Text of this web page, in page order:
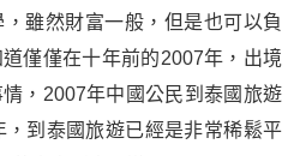
雖然財富一般，但是也可以負
僅僅在十年前的2007年，出境
，2007年中國公民到泰國旅遊
到泰國旅遊已經是非常稀鬆平